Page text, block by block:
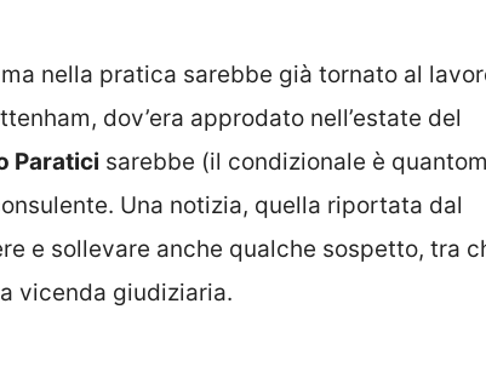
nella pratica sarebbe già tornato al
dov’era approdato nell’estate del
Paratici sarebbe (il condizionale è
Una notizia, quella riportata dal
e sollevare anche qualche sospetto, tra
vicenda giudiziaria.